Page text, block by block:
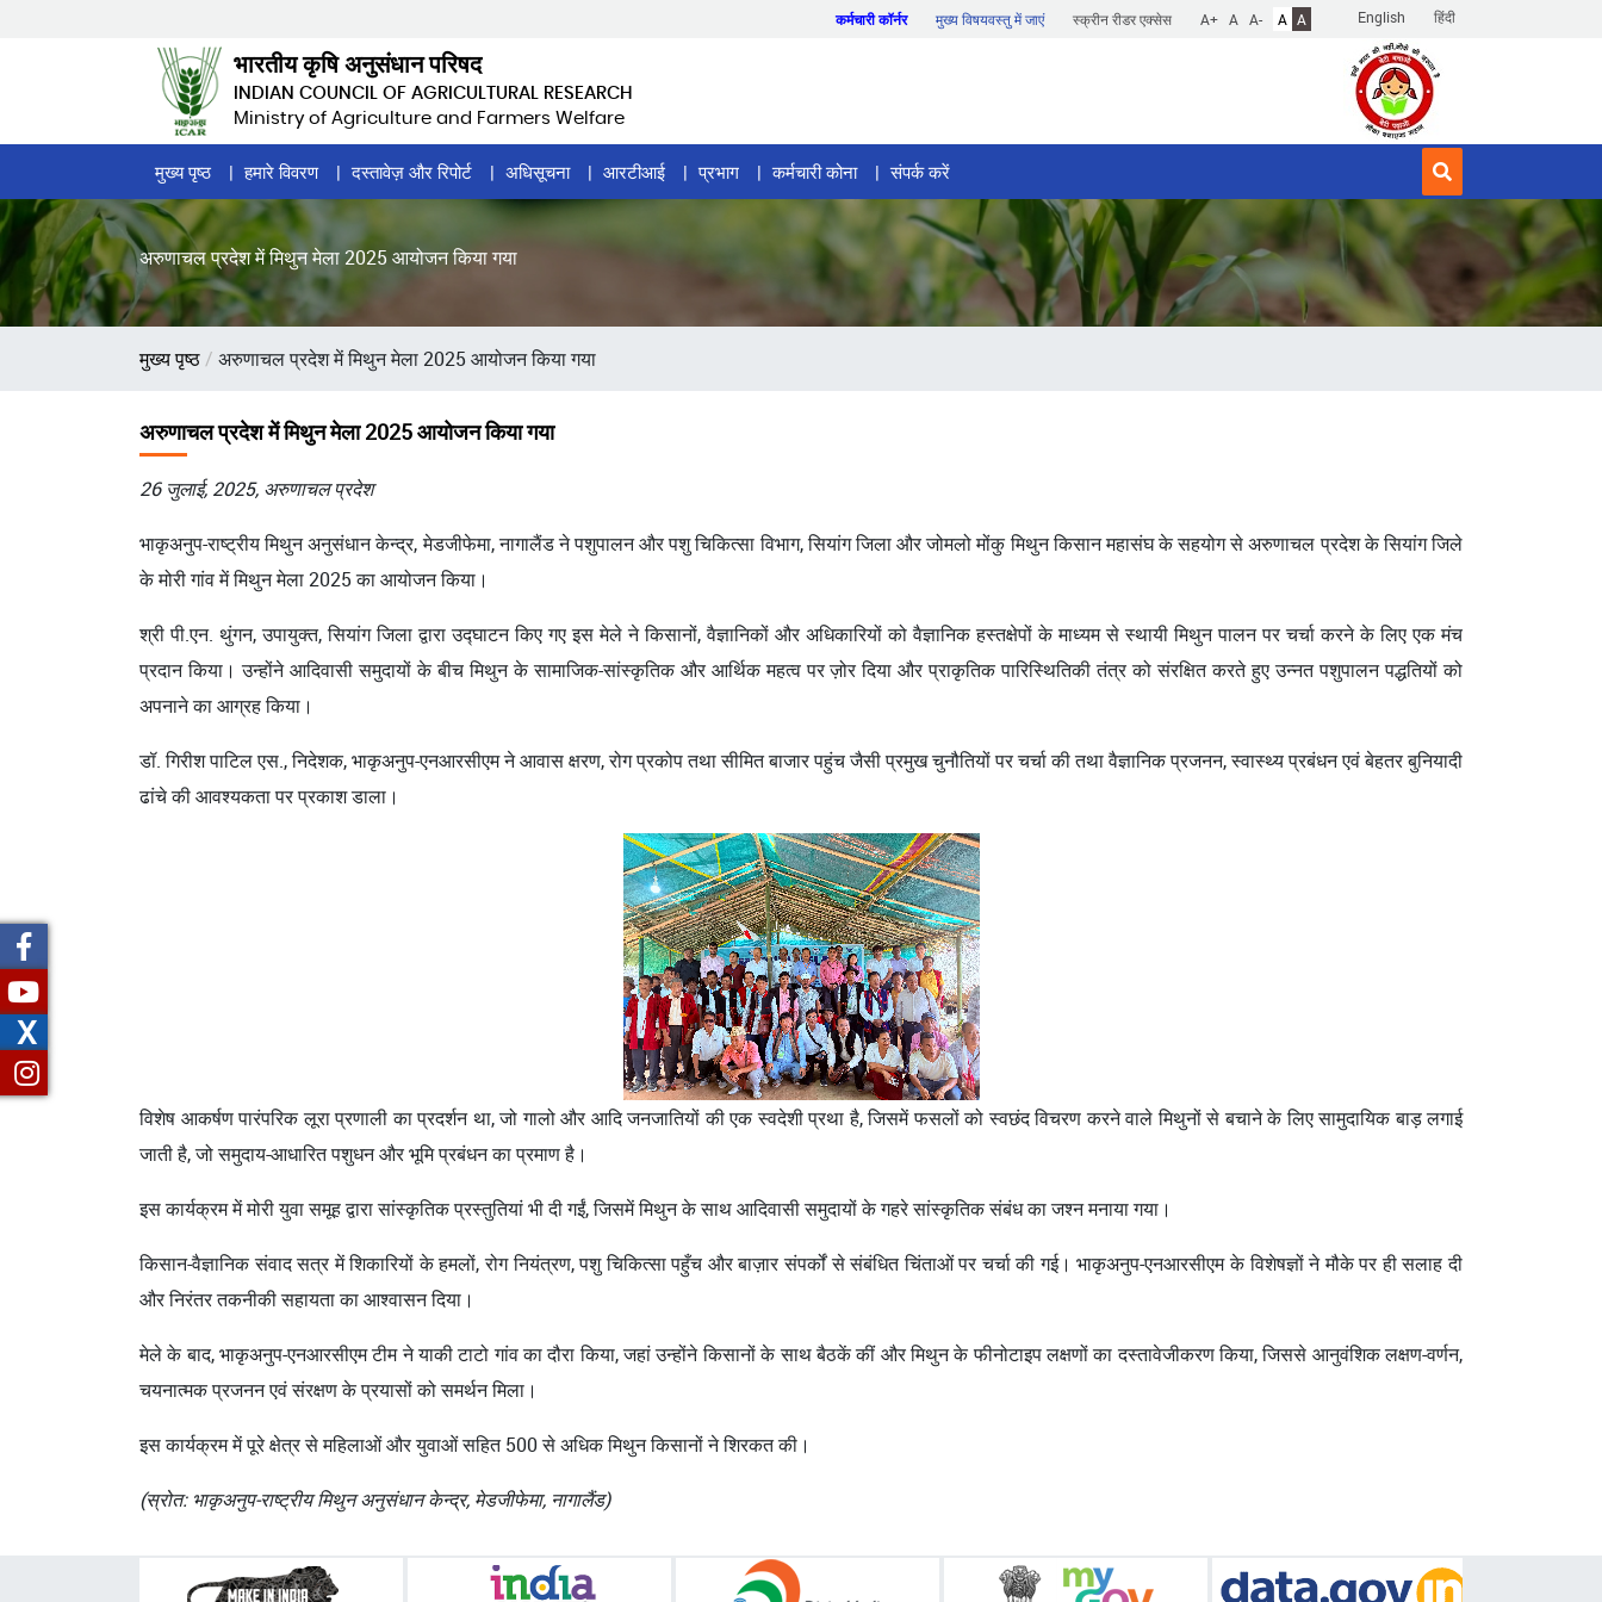
English हिंदी
कर्मचारी कॉर्नर मुख्य विषयवस्तु में जाएं स्क्रीन रीडर एक्सेस A+ A A- A A
भारतीय कृषि अनुसंधान परिषद
INDIAN COUNCIL OF AGRICULTURAL RESEARCH
Ministry of Agriculture and Farmers Welfare
Home
Page
Menu
मुख्य पृष्ठ हमारे विवरण दस्तावेज़ और रिपोर्ट अधिसूचना आरटीआई प्रभाग कर्मचारी कोना संपर्क करें
अरुणाचल प्रदेश में मिथुन मेला 2025 आयोजन किया गया
पग
मुख्य पृष्ठ अरुणाचल प्रदेश में मिथुन मेला 2025 आयोजन किया गया
अरुणाचल प्रदेश में मिथुन मेला 2025 आयोजन किया गया
26 जुलाई, 2025, अरुणाचल प्रदेश
भाकृअनुप-राष्ट्रीय मिथुन अनुसंधान केन्द्र, मेडजीफेमा, नागालैंड ने पशुपालन और पशु चिकित्सा विभाग, सियांग जिला और जोमलो मोंकु मिथुन किसान महासंघ के सहयोग से अरुणाचल प्रदेश के सियांग जिले
के मोरी गांव में मिथुन मेला 2025 का आयोजन किया।
श्री पी.एन. थुंगन, उपायुक्त, सियांग जिला द्वारा उद्घाटन किए गए इस मेले ने किसानों, वैज्ञानिकों और अधिकारियों को वैज्ञानिक हस्तक्षेपों के माध्यम से स्थायी मिथुन पालन पर चर्चा करने के लिए एक मंच
प्रदान किया। उन्होंने आदिवासी समुदायों के बीच मिथुन के सामाजिक-सांस्कृतिक और आर्थिक महत्व पर ज़ोर दिया और प्राकृतिक पारिस्थितिकी तंत्र को संरक्षित करते हुए उन्नत पशुपालन पद्धतियों को
अपनाने का आग्रह किया।
डॉ. गिरीश पाटिल एस., निदेशक, भाकृअनुप-एनआरसीएम ने आवास क्षरण, रोग प्रकोप तथा सीमित बाजार पहुंच जैसी प्रमुख चुनौतियों पर चर्चा की तथा वैज्ञानिक प्रजनन, स्वास्थ्य प्रबंधन एवं बेहतर बुनियादी
ढांचे की आवश्यकता पर प्रकाश डाला।
विशेष आकर्षण पारंपरिक लूरा प्रणाली का प्रदर्शन था, जो गालो और आदि जनजातियों की एक स्वदेशी प्रथा है, जिसमें फसलों को स्वछंद विचरण करने वाले मिथुनों से बचाने के लिए सामुदायिक बाड़ लगाई
जाती है, जो समुदाय-आधारित पशुधन और भूमि प्रबंधन का प्रमाण है।
इस कार्यक्रम में मोरी युवा समूह द्वारा सांस्कृतिक प्रस्तुतियां भी दी गईं, जिसमें मिथुन के साथ आदिवासी समुदायों के गहरे सांस्कृतिक संबंध का जश्न मनाया गया।
किसान-वैज्ञानिक संवाद सत्र में शिकारियों के हमलों, रोग नियंत्रण, पशु चिकित्सा पहुँच और बाज़ार संपर्कों से संबंधित चिंताओं पर चर्चा की गई। भाकृअनुप-एनआरसीएम के विशेषज्ञों ने मौके पर ही सलाह दी
और निरंतर तकनीकी सहायता का आश्वासन दिया।
मेले के बाद, भाकृअनुप-एनआरसीएम टीम ने याकी टाटो गांव का दौरा किया, जहां उन्होंने किसानों के साथ बैठकें कीं और मिथुन के फीनोटाइप लक्षणों का दस्तावेजीकरण किया, जिससे आनुवंशिक लक्षण-वर्णन,
चयनात्मक प्रजनन एवं संरक्षण के प्रयासों को समर्थन मिला।
इस कार्यक्रम में पूरे क्षेत्र से महिलाओं और युवाओं सहित 500 से अधिक मिथुन किसानों ने शिरकत की।
(स्रोत: भाकृअनुप-राष्ट्रीय मिथुन अनुसंधान केन्द्र, मेडजीफेमा, नागालैंड)
X